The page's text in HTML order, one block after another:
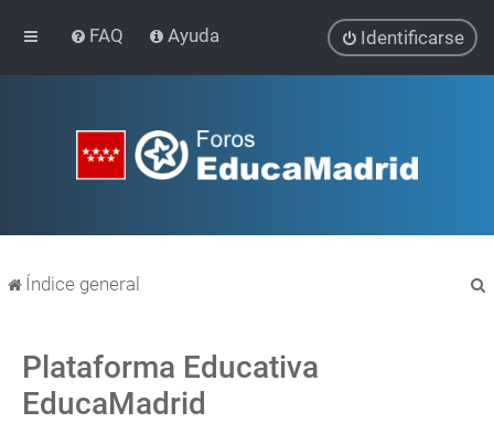
FAQ Ayuda Identificarse
Índice general
Plataforma Educativa
EducaMadrid